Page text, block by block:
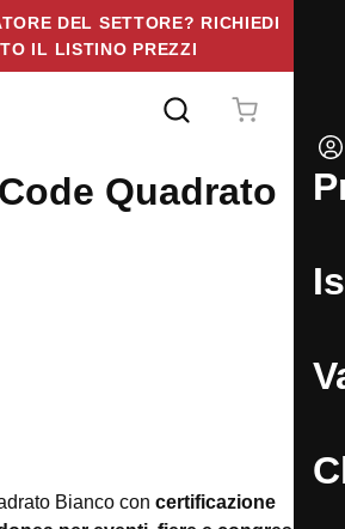
DEL SETTORE? RICHIEDI
IL LISTINO PREZZI
Quadrato
Bianco con certificazione